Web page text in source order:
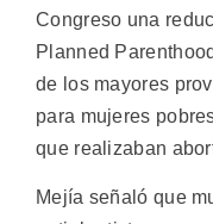
Congreso una
Planned
de los mayores
para mujeres
que realizaban
Mejía señaló que